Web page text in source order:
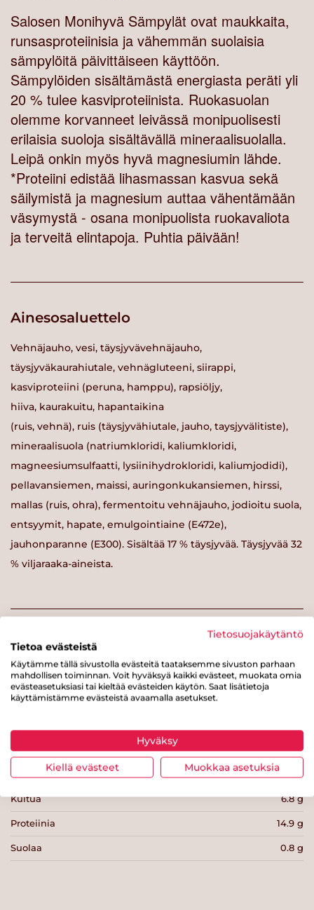
Salosen Monihyvä Sämpylät ovat maukkaita,
runsasproteiinisia ja vähemmän suolaisia
sämpylöitä päivittäiseen käyttöön.
Sämpylöiden sisältämästä energiasta peräti yli
20 % tulee kasviproteiinista. Ruokasuolan
olemme korvanneet leivässä monipuolisesti
erilaisia suoloja sisältävällä mineraalisuolalla.
Leipä onkin myös hyvä magnesiumin lähde.
*Proteiini edistää lihasmassan kasvua sekä
säilymistä ja magnesium auttaa vähentämään
väsymystä - osana monipuolista ruokavaliota
ja terveitä elintapoja. Puhtia päivään!
Ainesosaluettelo
Vehnäjauho, vesi, täysjyvävehnäjauho,
täysjyväkaurahiutale, vehnägluteeni, siirappi,
kasviproteiini (peruna, hamppu), rapsiöljy,
hiiva, kaurakuitu, hapantaikina
(ruis, vehnä), ruis (täysjyvähiutale, jauho, taysjyvälitiste),
mineraalisuola (natriumkloridi, kaliumkloridi,
magneesiumsulfaatti, lysiinihydrokloridi, kaliumjodidi),
pellavansiemen, maissi, auringonkukansiemen, hirssi,
mallas (ruis, ohra), fermentoitu vehnäjauho, jodioitu suola,
entsyymit, hapate, emulgointiaine (E472e),
jauhonparanne (E300). Sisältää 17 % täysjyvää. Täysjyvää 32
% viljaraaka-aineista.
Ravintosisältö / 100 g
Energiaa 269 kcal
Rasvaa
Hiilihydraatteja 35.5 g
josta sokereita 4.1 g
Kuitua 6.8 g
Proteiinia 14.9 g
Suolaa 0.8 g
Tietosuojakäytäntö
Tietoa evästeistä
Käytämme tällä sivustolla evästeitä taataksemme sivuston parhaan
mahdollisen toiminnan. Voit hyväksyä kaikki evästeet, muokata omia
evästeasetuksiasi tai kieltää evästeiden käytön. Saat lisätietoja
käyttämistämme evästeistä avaamalla asetukset.
Hyväksy
Kiellä evästeet Muokkaa asetuksia